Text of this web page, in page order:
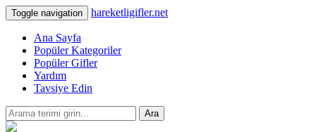
Toggle navigation hareketligifler.net
Ana Sayfa
Popüler Kategoriler
Popüler Gifler
Yardım
Tavsiye Edin
Ara